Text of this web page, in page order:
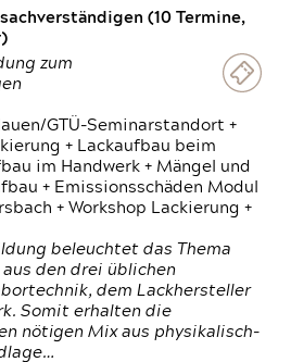
(10 Termine,
zum
GTÜ-Seminarstandort +
+ Lackaufbau beim
im Handwerk + Mängel und
+ Emissionsschäden Modul
+ Workshop Lackierung +
beleuchtet das Thema
den drei üblichen
dem Lackhersteller
Somit erhalten die
nötigen Mix aus physikalisch-